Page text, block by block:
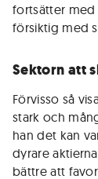
fortsätter med
försiktig med
Sektorn att
Förvisso så
stark och
han det kan
dyrare
bättre att